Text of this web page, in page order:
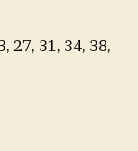
27, 31, 34, 38,